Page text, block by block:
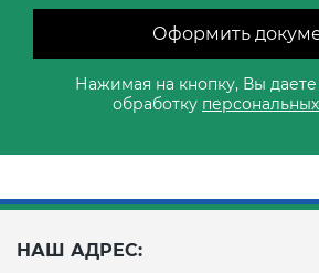
Оформить
Нажимая на кнопку, Вы даете
обработку
НАШ АДРЕС: